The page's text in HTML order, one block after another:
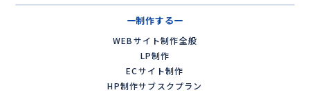
制作する
WEBサイト制作全般
LP制作
ECサイト制作
HP制作サブスクプラン